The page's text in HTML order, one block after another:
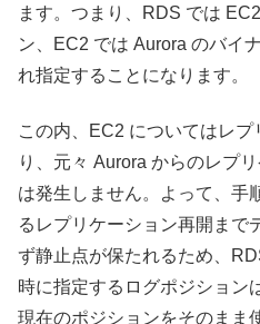
ます。つまり、RDS では
ン、EC2 では Aurora のバイ
れ指定することになります。
この内、EC2 についてはレ
り、元々 Aurora からのレプ
は発生しません。よって、手
るレプリケーション再開まで
ず静止点が保たれるため、
時に指定するログポジション
現在のポジションをそのまま